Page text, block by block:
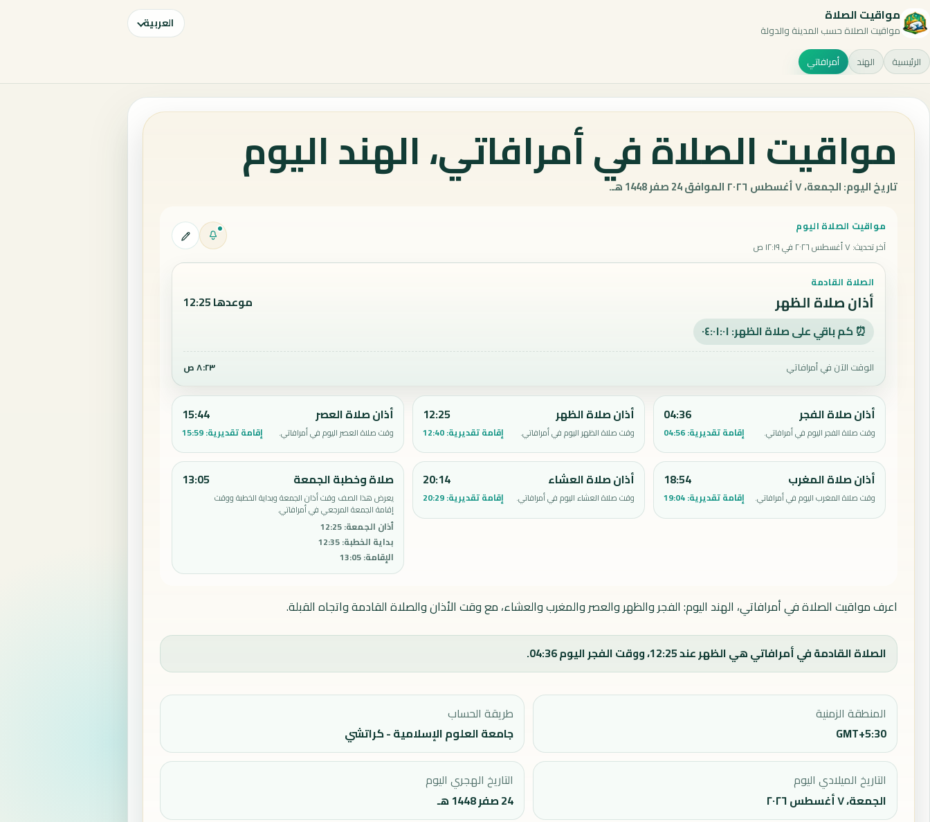
مواقيت الصلاة
مواقيت الصلاة حسب المدينة والدولة العربية
الرئيسية الهند أمرافاتي
مواقيت الصلاة في أمرافاتي، الهند اليوم
تاريخ اليوم: الجمعة، ٧ أغسطس ٢٠٢٦ الموافق 24 صفر 1448 هـ.
مواقيت الصلاة اليوم
آخر تحديث:٧ أغسطس ٢٠٢٦ في ١٢:١٩ ص
الصلاة القادمة
أذان صلاة الظهر موعدها 12:25
⏰ كم باقي على صلاة الظهر: ٠٤:٠١:٠٠
الوقت الآن في أمرافاتي ٨:٢٤ ص
أذان صلاة الفجر
وقت صلاة الفجر اليوم في أمرافاتي.
04:36
إقامة تقديرية:04:56
أذان صلاة الظهر
وقت صلاة الظهر اليوم في أمرافاتي.
12:25
إقامة تقديرية:12:40
أذان صلاة العصر
وقت صلاة العصر اليوم في أمرافاتي.
15:44
إقامة تقديرية:15:59
أذان صلاة المغرب
وقت صلاة المغرب اليوم في أمرافاتي.
18:54
إقامة تقديرية:19:04
أذان صلاة العشاء
وقت صلاة العشاء اليوم في أمرافاتي.
20:14
إقامة تقديرية:20:29
صلاة وخطبة الجمعة
يعرض هذا الصف وقت أذان الجمعة وبداية الخطبة ووقت
إقامة الجمعة المرجعي في أمرافاتي.
أذان الجمعة:
12:25
بداية الخطبة:
12:35
الإقامة:
13:05
13:05
اعرف مواقيت الصلاة في أمرافاتي، الهند اليوم: الفجر والظهر والعصر والمغرب والعشاء، مع وقت الأذان والصلاة القادمة واتجاه القبلة.
الصلاة القادمة في أمرافاتي هي الظهر عند 12:25، ووقت الفجر اليوم 04:36.
المنطقة الزمنية
GMT+5:30
طريقة الحساب
جامعة العلوم الإسلامية - كراتشي
التاريخ الميلادي اليوم
الجمعة، ٧ أغسطس ٢٠٢٦
التاريخ الهجري اليوم
24 صفر 1448 هـ